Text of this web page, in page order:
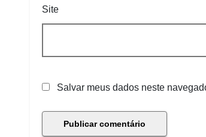
Site
Salvar meus dados neste